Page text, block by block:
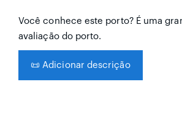
Você conhece este porto? É uma
avaliação do porto.
📜 Adicionar descrição